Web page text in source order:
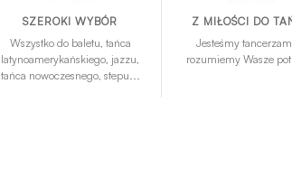
SZEROKI WYBÓR
Wszystko do baletu, tańca
latynoamerykańskiego, jazzu,
tańca nowoczesnego, stepu...
Z MIŁOŚCI DO
Jesteśmy
rozumiemy Wasze